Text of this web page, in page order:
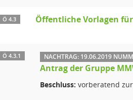
Ö 4.3 Öffentliche Vorlagen
Ö 4.3.1 NACHTRAG: 19.06.2019
Antrag der Gruppe
Beschluss: vorberatend